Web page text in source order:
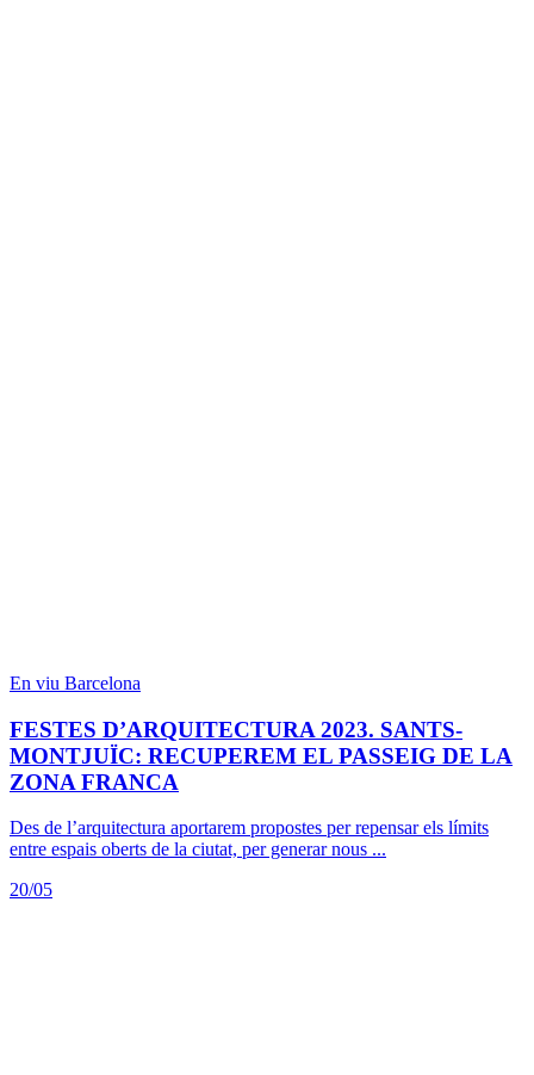
En viu Barcelona
FESTES D’ARQUITECTURA 2023. SANTS-
MONTJUÏC: RECUPEREM EL PASSEIG DE LA
ZONA FRANCA
Des de l’arquitectura aportarem propostes per repensar els límits
entre espais oberts de la ciutat, per generar nous ...
20/05